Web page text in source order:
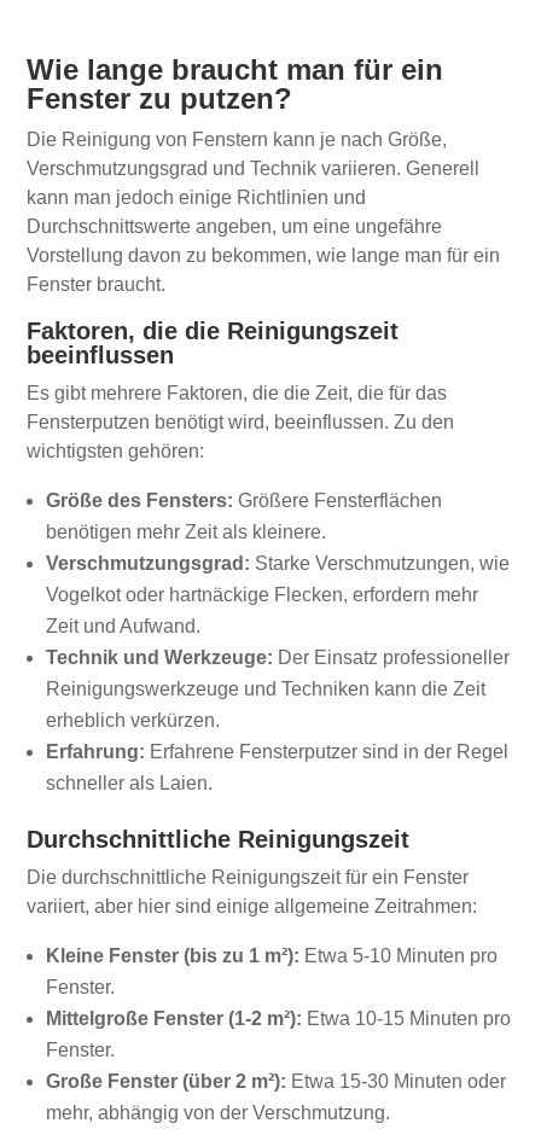
Wie lange braucht man für ein
Fenster zu putzen?
Die Reinigung von Fenstern kann je nach Größe,
Verschmutzungsgrad und Technik variieren. Generell
kann man jedoch einige Richtlinien und
Durchschnittswerte angeben, um eine ungefähre
Vorstellung davon zu bekommen, wie lange man für ein
Fenster braucht.
Faktoren, die die Reinigungszeit
beeinflussen
Es gibt mehrere Faktoren, die die Zeit, die für das
Fensterputzen benötigt wird, beeinflussen. Zu den
wichtigsten gehören:
Größe des Fensters: Größere Fensterflächen
benötigen mehr Zeit als kleinere.
Verschmutzungsgrad: Starke Verschmutzungen, wie
Vogelkot oder hartnäckige Flecken, erfordern mehr
Zeit und Aufwand.
Technik und Werkzeuge: Der Einsatz professioneller
Reinigungswerkzeuge und Techniken kann die Zeit
erheblich verkürzen.
Erfahrung: Erfahrene Fensterputzer sind in der Regel
schneller als Laien.
Durchschnittliche Reinigungszeit
Die durchschnittliche Reinigungszeit für ein Fenster
variiert, aber hier sind einige allgemeine Zeitrahmen:
Kleine Fenster (bis zu 1 m²): Etwa 5-10 Minuten pro
Fenster.
Mittelgroße Fenster (1-2 m²): Etwa 10-15 Minuten pro
Fenster.
Große Fenster (über 2 m²): Etwa 15-30 Minuten oder
mehr, abhängig von der Verschmutzung.